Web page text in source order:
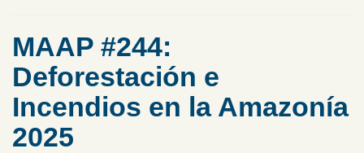
MAAP #244:
Deforestación e
Incendios en la Amazonía
2025